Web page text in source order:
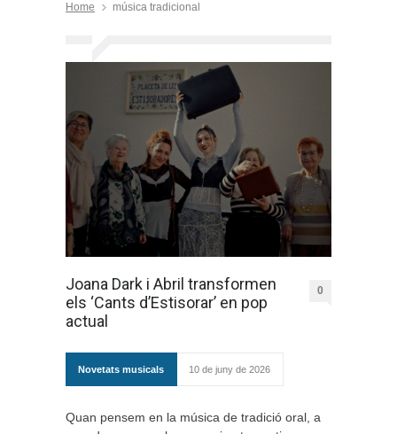
Home música tradicional
Joana Dark i Abril transformen
els ‘Cants d’Estisorar’ en pop
actual
0
Novetats musicals 10 de juny de 2026
Quan pensem en la música de tradició oral, a